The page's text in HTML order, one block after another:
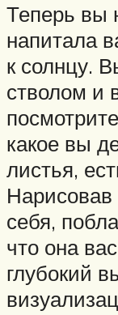
Теперь вы
напитала
к солнцу.
стволом и
какое вы
листья,
Нарисовав
себя,
что она
глубокий